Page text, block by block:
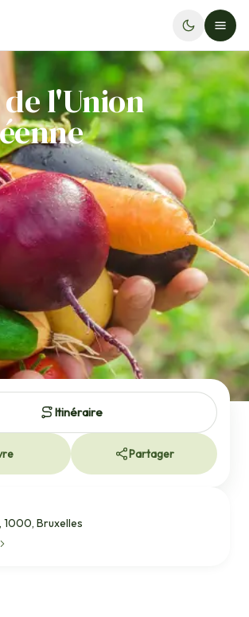
l'Union
Itinéraire
Partager
1000, Bruxelles